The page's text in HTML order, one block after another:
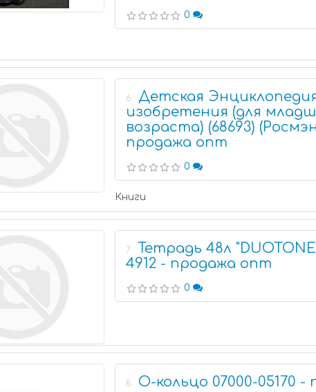
0
6
Детская
изобретения (для
возраста) (68693)
продажа опт
0
Книги
7
Тетрадь 48л
4912 - продажа опт
0
8 О-кольцо 07000-05170 -